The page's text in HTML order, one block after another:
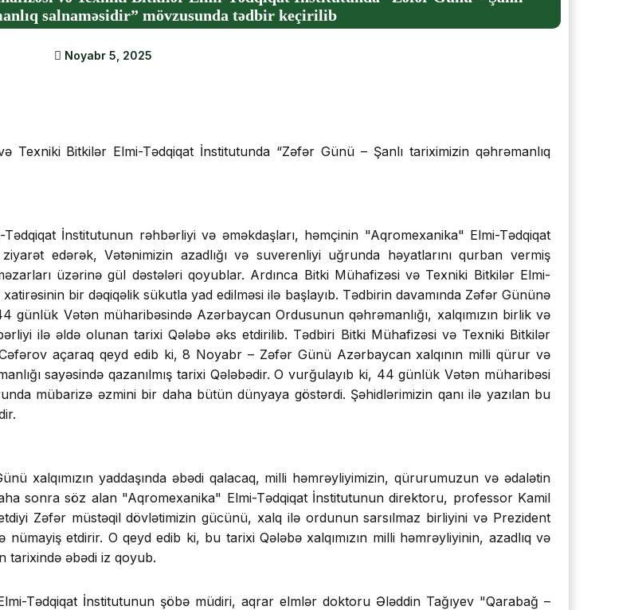
salnaməsidir” mövzusunda tədbir keçirilib
Noyabr 5, 2025
Bitkilər Elmi-Tədqiqat İnstitutunda “Zəfər Günü – Şanlı tariximizin qəhrəmanlıq
İnstitutunun rəhbərliyi və əməkdaşları, həmçinin "Aqromexanika" Elmi-Tədqiqat
edərək, Vətənimizin azadlığı və suverenliyi uğrunda həyatlarını qurban vermiş
üzərinə gül dəstələri qoyublar. Ardınca Bitki Mühafizəsi və Texniki Bitkilər Elmi-
bir dəqiqəlik sükutla yad edilməsi ilə başlayıb. Tədbirin davamında Zəfər Gününə
Vətən müharibəsində Azərbaycan Ordusunun qəhrəmanlığı, xalqımızın birlik və
ilə əldə olunan tarixi Qələbə əks etdirilib. Tədbiri Bitki Mühafizəsi və Texniki Bitkilər
açaraq qeyd edib ki, 8 Noyabr – Zəfər Günü Azərbaycan xalqının milli qürur və
sayəsində qazanılmış tarixi Qələbədir. O vurğulayıb ki, 44 günlük Vətən müharibəsi
mübarizə əzmini bir daha bütün dünyaya göstərdi. Şəhidlərimizin qanı ilə yazılan bu
xalqımızın yaddaşında əbədi qalacaq, milli həmrəyliyimizin, qürurumuzun və ədalətin
sonra söz alan "Aqromexanika" Elmi-Tədqiqat İnstitutunun direktoru, professor Kamil
Zəfər müstəqil dövlətimizin gücünü, xalq ilə ordunun sarsılmaz birliyini və Prezident
etdirir. O qeyd edib ki, bu tarixi Qələbə xalqımızın milli həmrəyliyinin, azadlıq və
tarixində əbədi iz qoyub.
Tədqiqat İnstitutunun şöbə müdiri, aqrar elmlər doktoru Ələddin Tağıyev "Qarabağ –